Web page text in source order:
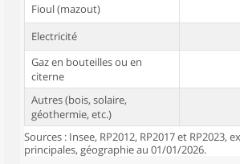
Fioul (mazout)
Electricité
Gaz en bouteilles ou en
citerne
Autres (bois, solaire,
géothermie, etc.)
Sources : Insee, RP2012, RP2017 et RP2023,
principales, géographie au 01/01/2026.